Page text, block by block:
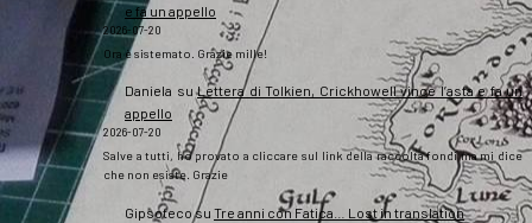
e fa un appello
2026-07-20
Ora è sistemato. Grazie mille!
Daniela suLettera di Tolkien, Crickhowell vince l’asta e fa un
appello
2026-07-20
Salve a tutti, ho provato a cliccare sul link della raccolta fondi ma mi dice
che non esiste. Grazie
Gipsotecosu Tre anni con Fatica… Lost in translation